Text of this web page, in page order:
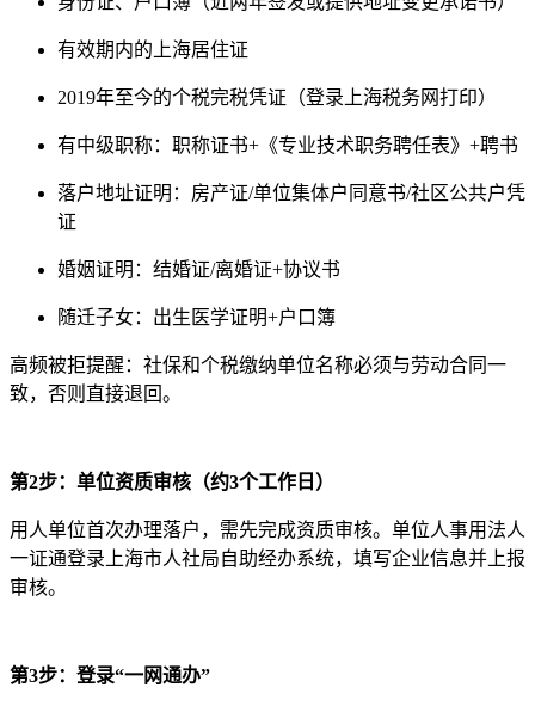
有效期内的上海居住证
2019年至今的个税完税凭证（登录上海税务网打印）
有中级职称：职称证书+《专业技术职务聘任表》+聘书
落户地址证明：房产证/单位集体户同意书/社区公共户凭
证
婚姻证明：结婚证/离婚证+协议书
随迁子女：出生医学证明+户口簿
高频被拒提醒：社保和个税缴纳单位名称必须与劳动合同一
致，否则直接退回。
第2步：单位资质审核（约3个工作日）
用人单位首次办理落户，需先完成资质审核。单位人事用法人
一证通登录上海市人社局自助经办系统，填写企业信息并上报
审核。
第3步：登录“一网通办”